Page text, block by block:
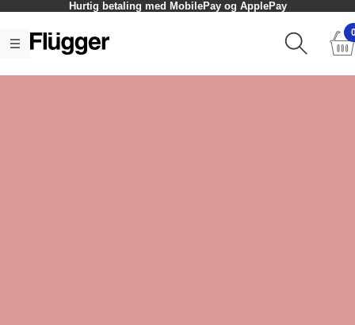
Hurtig betaling med MobilePay og ApplePay